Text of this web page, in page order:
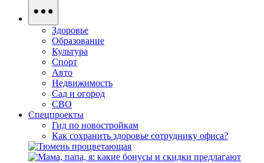
Здоровье
Образование
Культура
Спорт
Авто
Недвижимость
Сад и огород
СВО
Спецпроекты
Гид по новостройкам
Как сохранить здоровье сотруднику офиса?